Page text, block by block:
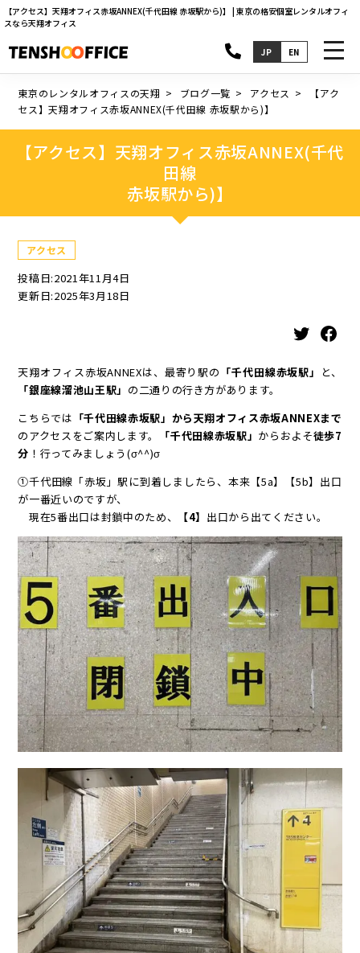
【アクセス】天翔オフィス赤坂ANNEX(千代田線 赤坂駅から)】 | 東京の格安個室レンタルオフィ
スなら天翔オフィス
JP EN
東京のレンタルオフィスの天翔 ブログ一覧 アクセス
【アク
セス】天翔オフィス赤坂ANNEX(千代田線 赤坂駅から)】
【アクセス】天翔オフィス赤坂ANNEX(千代
田線
赤坂駅から)】
アクセス
投稿日:2021年11月4日
更新日:2025年3月18日
Twitter Facebook
天翔オフィス赤坂ANNEXは、最寄り駅の 「千代田線赤坂駅」
と、
「銀座線溜池山王駅」 の二通りの行き方があります。
こちらでは 「千代田線赤坂駅 」から天翔オフィス赤坂ANNEXまで
のアクセスをご案内します。
「千代田線赤坂駅 」 からおよそ徒歩7
分 ！行ってみましょう(σ^^)σ
①千代田線「赤坂」駅に到着しましたら、本来【5a】【5b】出口
が一番近いのですが、
現在5番出口は封鎖中のため、
【4】 出口から出てください。